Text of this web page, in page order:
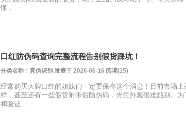
懂，...
口红防伪码查询完整流程告别假货踩坑！
分类名称：真伪识别 发表于 2026-06-16 阅读(15)
经常购买大牌口红的姐妹们一定要保存这个消息！目前市场
样，甚至还有一些假货附带假防伪码，光凭外观很难甄别。
和验证...